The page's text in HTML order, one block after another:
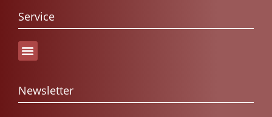
Service
Newsletter